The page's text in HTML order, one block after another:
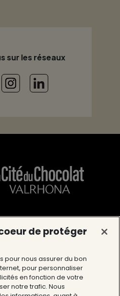
sur les réseaux
Valrhona
Roosevelt 26600
l’Hermitage
04 75 09 27 27
de protéger
pour nous assurer du bon
pour personnaliser
en fonction de votre
notre trafic. Nous